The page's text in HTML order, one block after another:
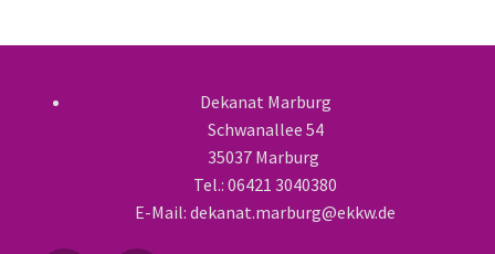
Dekanat Marburg
Schwanallee 54
35037 Marburg
Tel.: 06421 3040380
E-Mail: dekanat.marburg@ekkw.de